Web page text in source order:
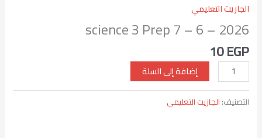
الجازيت التعليمي
science 3 Prep 7 – 6 – 2026
10EGP
إضافة إلى السلة
التصنيف: الجازيت التعليمي